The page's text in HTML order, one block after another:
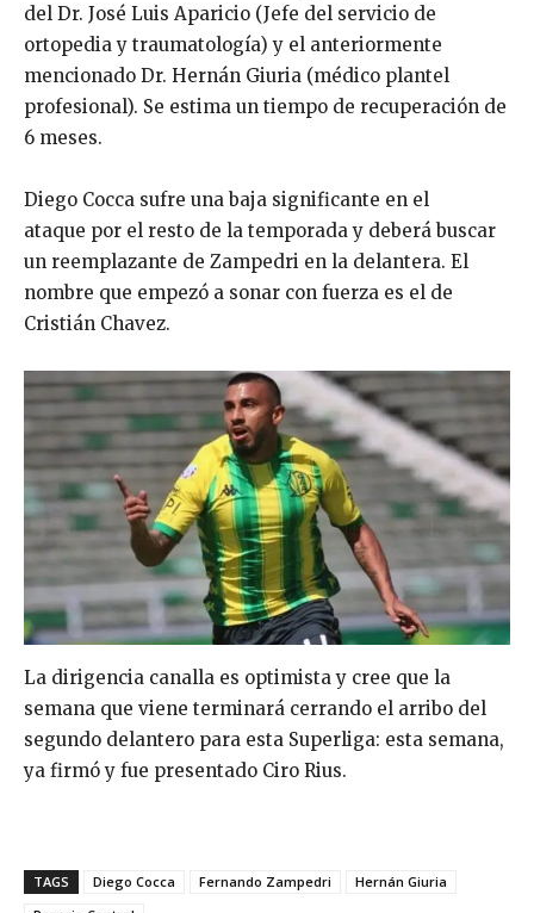
del Dr. José Luis Aparicio (Jefe del servicio de
ortopedia y traumatología) y el anteriormente
mencionado Dr. Hernán Giuria (médico plantel
profesional). Se estima un tiempo de recuperación de
6 meses.
Diego Cocca sufre una baja significante en el
ataque por el resto de la temporada y deberá buscar
un reemplazante de Zampedri en la delantera. El
nombre que empezó a sonar con fuerza es el de
Cristián Chavez.
La dirigencia canalla es optimista y cree que la
semana que viene terminará cerrando el arribo del
segundo delantero para esta Superliga: esta semana,
ya firmó y fue presentado Ciro Rius.
TAGS Diego Cocca Fernando Zampedri
Hernán Giuria